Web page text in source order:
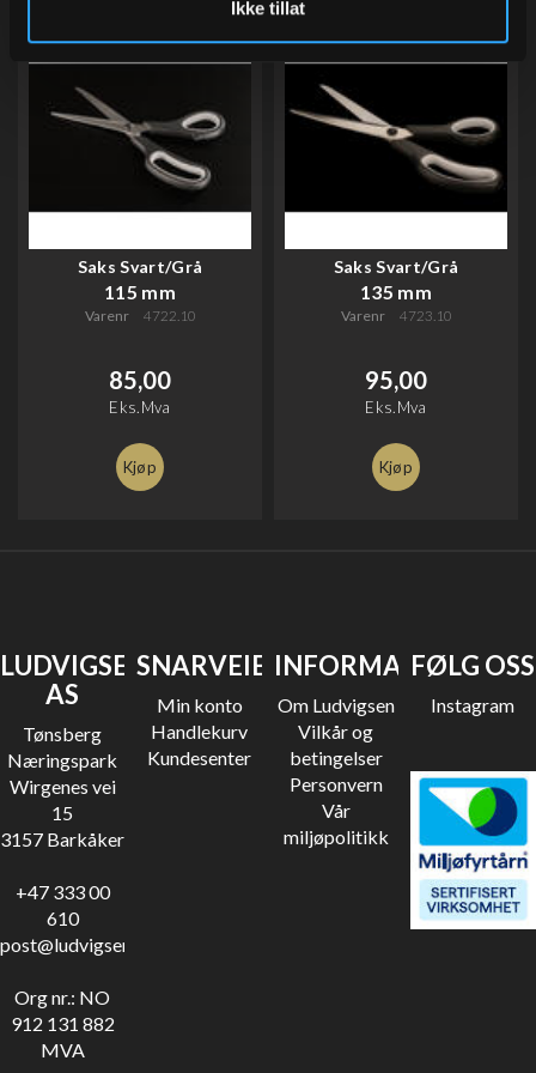
Ikke tillat
Saks Svart/Grå
115 mm
Varenr 4722.10
85,00
Eks.Mva
Kjøp
Saks Svart/Grå
135 mm
Varenr 4723.10
95,00
Eks.Mva
Kjøp
LUDVIGSEN
AS
Tønsberg
Næringspark
Wirgenes vei
15
3157 Barkåker
+47 333 00
610
post@ludvigsen.no
Org nr.: NO
912 131 882
MVA
SNARVEIER
Min konto
Handlekurv
Kundesenter
INFORMASJON
Om Ludvigsen
Vilkår og
betingelser
Personvern
Vår
miljøpolitikk
FØLG OSS
Instagram